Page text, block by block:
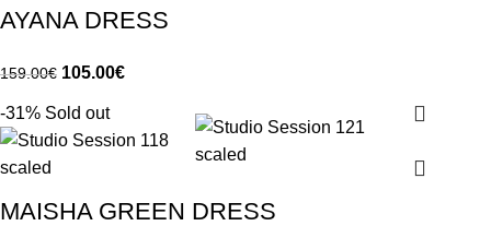
AYANA DRESS
159.00€ 105.00€
-31% Sold out
MAISHA GREEN DRESS